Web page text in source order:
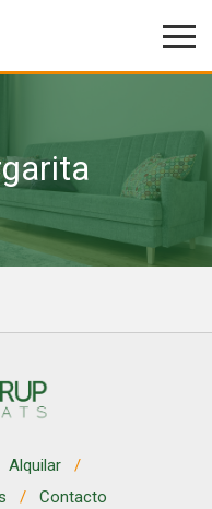
Alquilar
Contacto
Siempre activas
tiene la posibilidad
duro, aunque
podrá ocasionar
web.
del